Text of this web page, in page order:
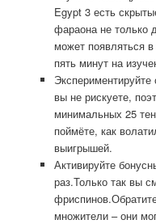
Egypt 3 есть
фараона не только
может появляться
пять минут на
вы не рискуете,
минимальных 25
поймёте, как
выигрышей.
Активируйте
раз.Только так вы
множители – они